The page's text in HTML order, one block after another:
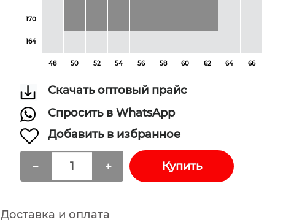
170
164
48 50 52 54 56 58 60 62 64 66
Скачать оптовый прайс
Спросить в WhatsApp
Добавить в избранное
Купить
Доставка и оплата